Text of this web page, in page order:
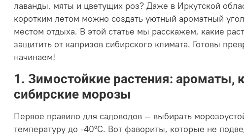
лаванды, мяты и цветущих роз? Даже в Иркутской
коротким летом можно создать уютный ароматный
местом отдыха. В этой статье мы расскажем, какие
защитить от капризов сибирского климата. Готовы
начинаем!
1. Зимостойкие растения: ароматы,
сибирские морозы
Первое правило для садоводов — выбирать
температуру до -40°C. Вот фавориты, которые не